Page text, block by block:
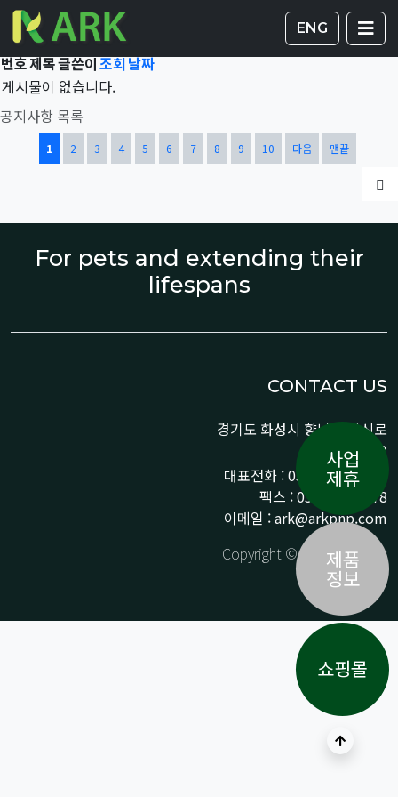
ENG
Total 43,430건1 페이지 게시판
공지사항 목록
번호제목글쓴이조회날짜
게시물이 없습니다.
열린
1 페이지
2
페이지3페이지4
페이지5페이지6
페이지7
페이지8
페이지9
페이지10
페이지 다음 맨끝
For pets and extending their
lifespans
CONTACT US
경기도 화성시 향남읍 상신로
290-13
대표전화 : 031-359-9776 /
팩스 : 031-359-9778
이메일 : ark@arkpnp.com
Copyright © ARK All Rights
Reserved.
상단으로
사업
제휴
제품
정보
쇼핑몰